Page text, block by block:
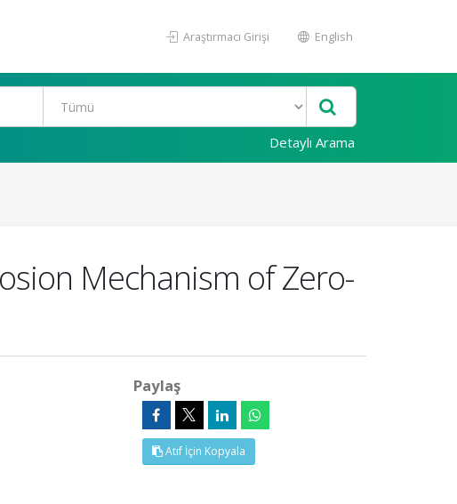
Araştırmacı Girişi English
Detaylı Arama
Mechanism of Zero-
Paylaş
Atıf İçin Kopyala